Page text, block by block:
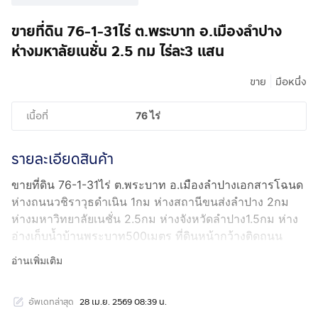
ขายที่ดิน 76-1-31ไร่ ต.พระบาท อ.เมืองลำปาง
ห่างมหาลัยเนชั่น 2.5 กม ไร่ละ3 แสน
ขาย มือหนึ่ง
เนื้อที่ 76 ไร่
รายละเอียดสินค้า
ขายที่ดิน 76-1-31ไร่ ต.พระบาท อ.เมืองลำปางเอกสารโฉนด
ห่างถนนวชิราวุธดำเนิน 1กม ห่างสถานีขนส่งลำปาง 2กม
ห่างมหาวิทยาลัยเนชั่น 2.5กม ห่างจังหวัดลำปาง1.5กม ห่าง
อ่างเก็บน้ำบ้านพระบาท500เมตร ที่ดินหน้ากว้างติดถนน
ลาดยาง470เมตร ขายไร่ละ 3 แสน บาทโทร&ไลน์
อ่านเพิ่มเติม
อัพเดทล่าสุด 28 เม.ย. 2569 08:39 น.